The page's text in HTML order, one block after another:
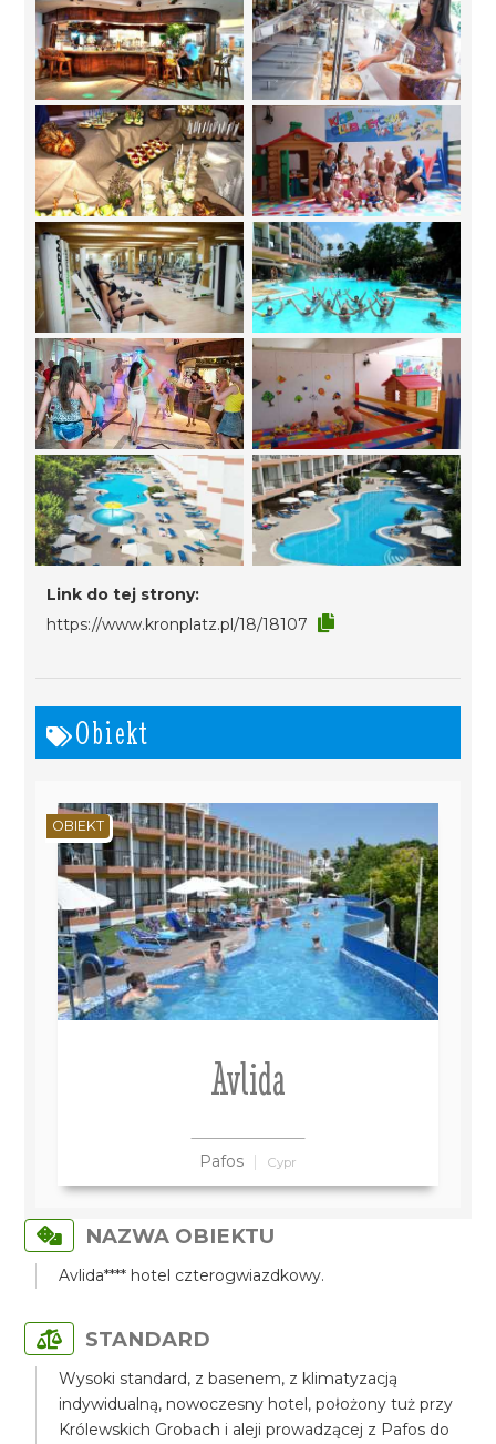
Link do tej strony:
https://www.kronplatz.pl/18/18107
Obiekt
Avlida
Pafos Cypr
OBIEKT
NAZWA OBIEKTU
Avlida**** hotel czterogwiazdkowy.
STANDARD
Wysoki standard, z basenem, z klimatyzacją
indywidualną, nowoczesny hotel, położony tuż przy
Królewskich Grobach i aleji prowadzącej z Pafos do